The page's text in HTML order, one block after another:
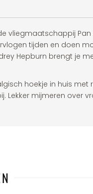
vliegmaatschappij
tijden en doen
Hepburn brengt je
hoekje in huis
Lekker mijmeren over